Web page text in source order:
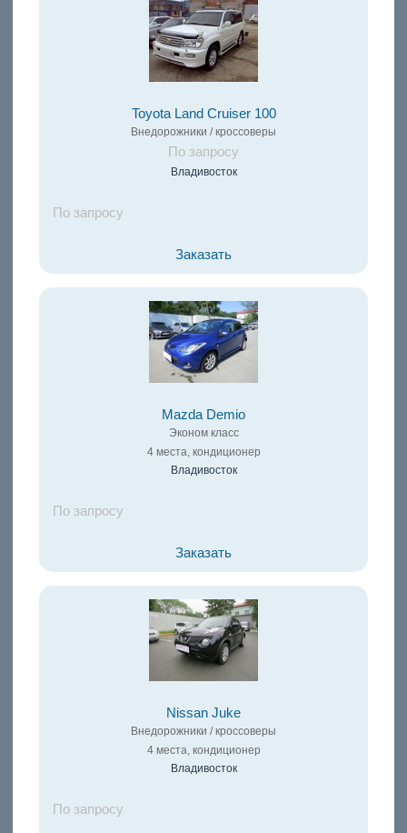
Toyota Land Cruiser 100
Внедорожники / кроссоверы
По запросу
Владивосток
По запросу
Заказать
Mazda Demio
Эконом класс
4 места, кондиционер
Владивосток
По запросу
Заказать
Nissan Juke
Внедорожники / кроссоверы
4 места, кондиционер
Владивосток
По запросу